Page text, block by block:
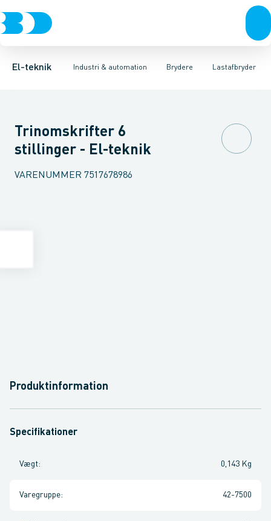
El-teknik Industri & automation
Afbrydere, stikkontakter & lampeudtagForgreningsmateriel
Brydere
Industristiksystemer Frekvensomformere og softstartere
Lastafbryder
Motorbetjening for effektafbryder Ombygningssæt til
Trinomskrifter 6
stillinger - El-teknik
VARENUMMER 7517678986
Produktinformation
Specifikationer
Vægt: 0,143 Kg
Varegruppe: 42-7500